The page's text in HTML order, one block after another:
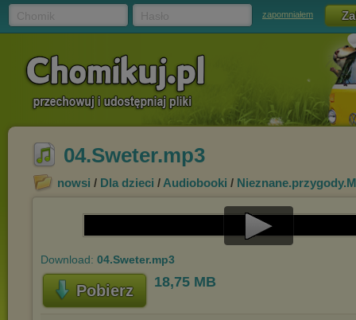
zapomniałem
04.Sweter.mp3
nowsi / Dla dzieci / Audiobooki /
Play
Download: 04.Sweter.mp3
Pobierz 18,75 MB